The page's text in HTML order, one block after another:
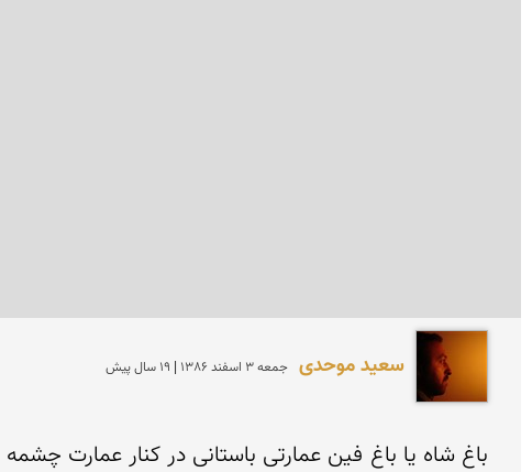
سعید موحدی جمعه 3 اسفند 1386 | 19 سال پیش